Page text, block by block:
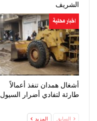
الشريف
اخبار محلية
أشغال همدان تنفذ أعمالاً
طارئة لتفادي أضرار السيول
السابق المزيد